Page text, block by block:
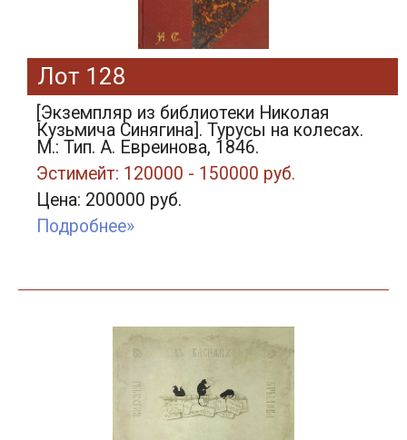
Лот 128
[Экземпляр из библиотеки Николая
Кузьмича Синягина]. Турусы на колесах.
М.: Тип. А. Евреинова, 1846.
Эстимейт: 120000 - 150000 руб.
Цена: 200000 руб.
Подробнее»